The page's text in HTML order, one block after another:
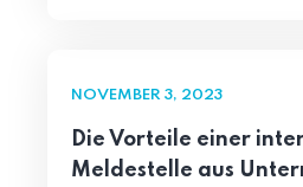
NOVEMBER 3, 2023
Die Vorteile einer
Meldestelle aus